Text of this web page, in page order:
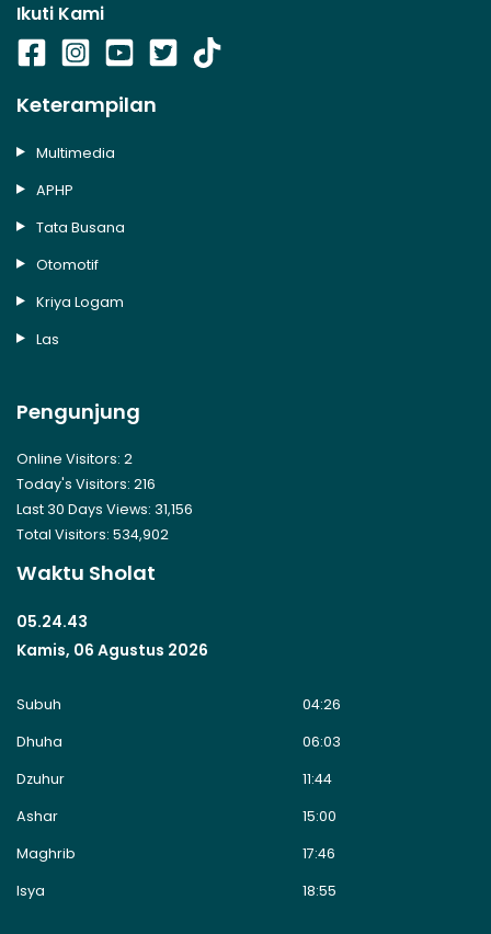
Ikuti Kami
Keterampilan
Multimedia
APHP
Tata Busana
Otomotif
Kriya Logam
Las
Pengunjung
Online Visitors: 2
Today's Visitors: 216
Last 30 Days Views: 31,156
Total Visitors: 534,902
Waktu Sholat
05.24.43
Kamis, 06 Agustus 2026
Subuh
04:26
Dhuha
06:03
Dzuhur
11:44
Ashar
15:00
Maghrib
17:46
Isya
18:55